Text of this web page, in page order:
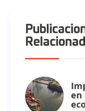
en